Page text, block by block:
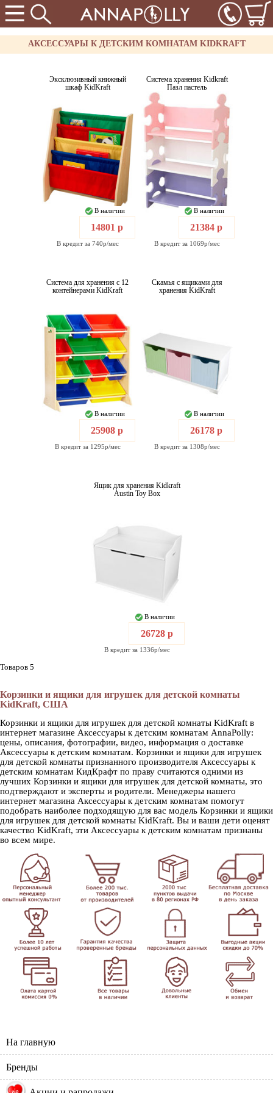
АКСЕССУАРЫ К ДЕТСКИМ КОМНАТАМ KIDKRAFT
Эксклюзивный книжный
шкаф KidKraft
В наличии
14801 р
В кредит за 740р/мес
Система хранения Kidkraft
Пазл пастель
В наличии
21384 р
В кредит за 1069р/мес
Система для хранения с 12
контейнерами KidKraft
В наличии
25908 р
В кредит за 1295р/мес
Скамья с ящиками для
хранения KidKraft
В наличии
26178 р
В кредит за 1308р/мес
Ящик для хранения Kidkraft
Austin Toy Box
В наличии
26728 р
В кредит за 1336р/мес
Товаров 5
Корзинки и ящики для игрушек для детской комнаты
KidKraft, США
Корзинки и ящики для игрушек для детской комнаты KidKraft в
интернет магазине Аксессуары к детским комнатам AnnaPolly:
цены, описания, фотографии, видео, информация о доставке
Аксессуары к детским комнатам. Корзинки и ящики для игрушек
для детской комнаты признанного производителя Аксессуары к
детским комнатам КидКрафт по праву считаются одними из
лучших Корзинки и ящики для игрушек для детской комнаты, это
подтверждают и эксперты и родители. Менеджеры нашего
интернет магазина Аксессуары к детским комнатам помогут
подобрать наиболее подходящую для вас модель Корзинки и ящики
для игрушек для детской комнаты KidKraft. Вы и ваши дети оценят
качество KidKraft, эти Аксессуары к детским комнатам признаны
во всем мире.
На главную
Бренды